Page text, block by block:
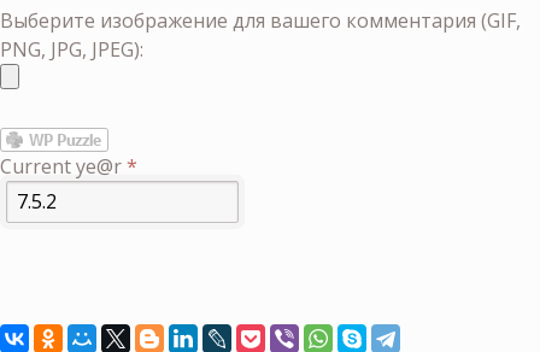
Выберите изображение для вашего комментария (GIF,
PNG, JPG, JPEG):
Current ye@r*